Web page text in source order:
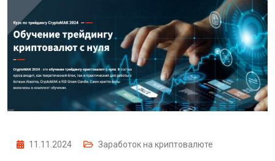
11.11.2024 Заработок на криптовалюте